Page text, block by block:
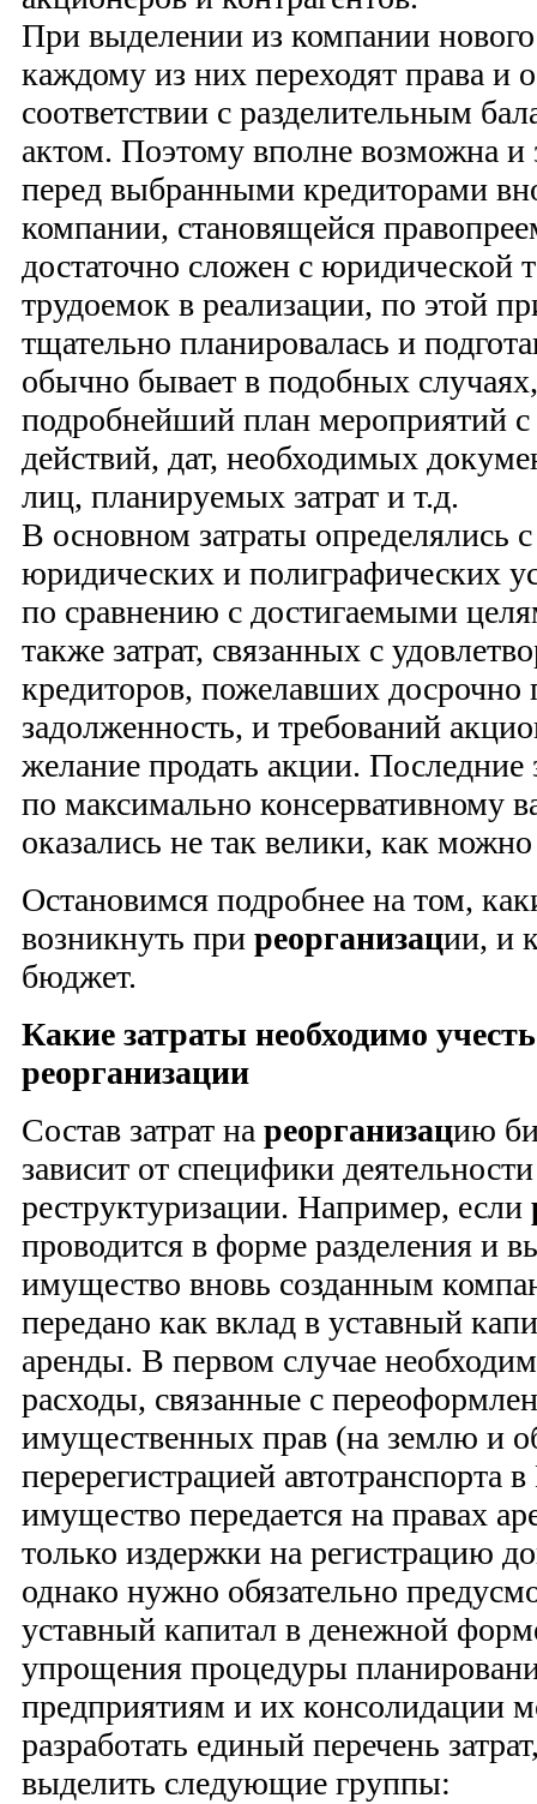
При выделении из компании
каждому из них переходят права и
соответствии с разделительным
актом. Поэтому вполне возможна и
перед выбранными кредиторами
компании, становящейся
достаточно сложен с юридической
трудоемок в реализации, по этой
тщательно планировалась и
обычно бывает в подобных
подробнейший план мероприятий
действий, дат, необходимых
лиц, планируемых затрат и т.д.
В основном затраты определялись
юридических и полиграфических
по сравнению с достигаемыми
также затрат, связанных с
кредиторов, пожелавших досрочно
задолженность, и требований
желание продать акции. Последние
по максимально консервативному
оказались не так велики, как
Остановимся подробнее на том,
возникнуть при реорганизации, и
бюджет.
Какие затраты необходимо
реорганизации
Состав затрат на реорганизацию
зависит от специфики
реструктуризации. Например, если
проводится в форме разделения и
имущество вновь созданным
передано как вклад в уставный
аренды. В первом случае
расходы, связанные с
имущественных прав (на землю и
перерегистрацией
имущество передается на правах
только издержки на регистрацию
однако нужно обязательно
уставный капитал в денежной
упрощения процедуры
предприятиям и их консолидации
разработать единый перечень
выделить следующие группы: